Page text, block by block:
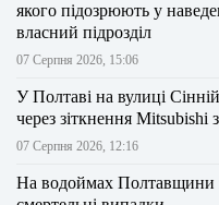
якого підозрюють у
власний підрозділ
07 Серпня 2026, 15:06
У Полтаві на вулиці
через зіткнення Mitsubishi
07 Серпня 2026, 12:16
На водоймах Полтавщини